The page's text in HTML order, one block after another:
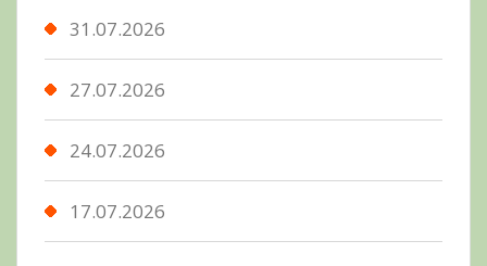
31.07.2026
27.07.2026
24.07.2026
17.07.2026